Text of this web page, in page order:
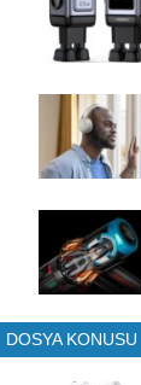
DOSYA KONUSU